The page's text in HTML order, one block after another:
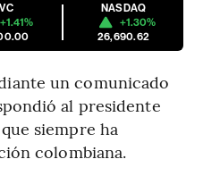
+1.41%
NASDAQ
+1.30%
26,690.62
un comunicado
al presidente
siempre ha
colombiana.